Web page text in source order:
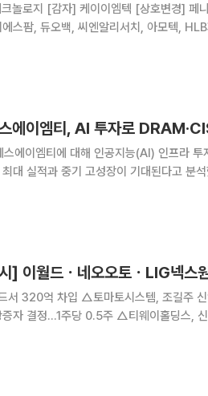
바이오 [주주총회] 삼지전
스팜, 듀오백, 씨엔알리서치, 아모텍,
, SK하이닉스, 태양금속공업,
에이엠티에 대해 인공지능(AI) 인프라
과 중기 고성장이 기대된다고 분석했다. 에스에이엠티는 삼
을 역할을 수행하고 있다
] 이월드ㆍ네오오토ㆍLIG넥스
조길주 신임 대표이사 선임 △네오오토,
웨이홀딩스, 신임 대표에 대명소노 '금고지기' 서
정 △이엘피, 42억 원 규모 디스플레이